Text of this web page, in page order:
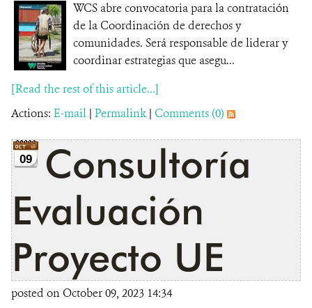
WCS abre convocatoria para la contratación
de la Coordinación de derechos y
comunidades. Será responsable de liderar y
coordinar estrategias que asegu...
[Read the rest of this article...]
Actions: E-mail | Permalink | Comments (0)
09
Consultoría
Evaluación
Proyecto UE
posted on October 09, 2023 14:34